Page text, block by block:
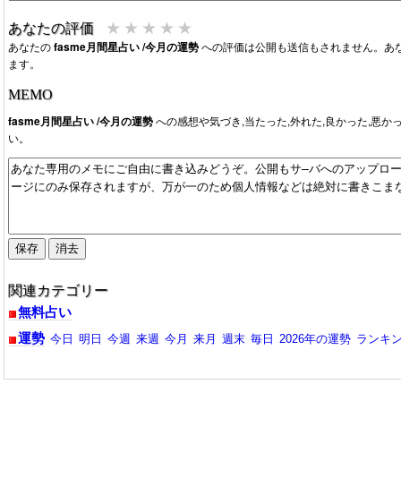
あなたの評価 ★ ★ ★ ★ ★
あなたのfasme月間星占い /今月の運勢への評価は公開も送信もされません。
ます。
MEMO
fasme月間星占い /今月の運勢への感想や気づき,当たった,外れた,良かった,悪か
い。
関連カテゴリー
無料占い
運勢 今日 明日 今週 来週 今月 来月 週末 毎日 2026年の運勢 ランキ